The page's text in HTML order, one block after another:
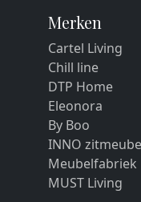
Merken
Cartel Living
Chill line
DTP Home
Eleonora
By Boo
INNO
Meubelfabriek
MUST Living